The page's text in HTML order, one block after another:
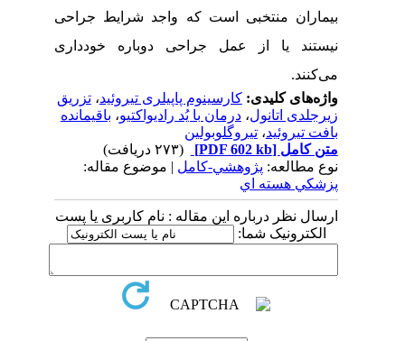
بیماران منتخبی است که واجد شرایط جراحی
نیستند یا از عمل جراحی دوباره خودداری
می‌کنند.
واژه‌های کلیدی:کارسینوم پاپیلری تیروئید،تزریق
زیرجلدی اتانول،درمان با یُد رادیواکتیو،باقیمانده
بافت تیروئید،تیروگلوبولین
متن کامل[PDF 602 kb]
نوع مطالعه:پژوهشي-کامل| موضوع مقاله:
پزشکي هسته اي
ارسال نظر درباره این مقاله : نام کاربری یا پست
الکترونیک شما: